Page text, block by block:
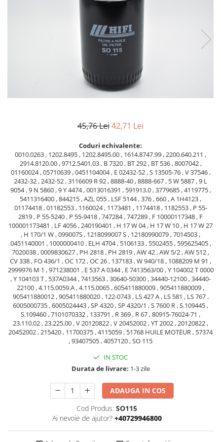
Diverse piese transmisie
Piulite roata
Butuc roata
Janta
Anvelope
Roata transpaleta
Piese motor
Alternatoare
Electromotoare
Pompa combustibil
Pompa de apa
Radiator racire ulei hidraulic
Radiator apa
Bobina de pornire
Bobina de oprire
Bobina de acceleratie
Curea alternator - transmisie
Busoane - dopuri
Pompa de ulei
Termostat
Filtre Hifi
Piese Skyjack
Piese Bobcat
Piese Yale
Piese Hyster
Piese Parker
Piese Hyundai
Piese Terex
Piese Lombardini
Piese Linde
Piese Multitel
Piese Dieci
Piese Massey Ferguson
Piese New Holland
Piese Takeuchi
Piese Jungheinrich
45,76 Lei42,71 Lei
Coduri echivalente:
0010.0263 , 1202.8495 , 1202.8495.00 , 1614.8747.99 , 2200.640.211 ,
2914.8120.00 , 9712.5401.03 , B 7320 , BT 292 , BT 536 , 8007042 ,
01160024 , 05710639 , 0451104004 , E 02432-52 , S 13505-76 , V 37546 ,
2432-32 , 2432-52 , 3116609 R 92 , 8888-40 , 8888-667 , 5 W 5887 , 9 L
9054 , 9 N 5860 , 9 Y 4474 , 0013016391 , 591913.0 , 3779685 , 4119775 ,
5411316400 , 844215 , AZL 055 , LSF 5144 , 376 , 660 , A 1H4123 ,
01174418 , 01182553 , 1160024 , 1173481 , 1174418 , 1182553 , P 55-
2819 , P 55-5240 , P 55-9418 , 747284 , 747289 , F 10000117348 , F
100001173481 , LF 4056 , 240190401 , H 17 W 04 , H 17 W 10 , H 17 W 27
, H 170/1 W , 099007S , 1218099007 S , 12180990079 , 7014503 ,
0451140001 , 1000000410 , ELH 4704 , 5106133 , 5502455 , 595625405 ,
7020038 , 0009830627 , PH 2818 , PH 2819 , AW 42 , AW 5/2 , AW 512 ,
CV 338 , FO 436/1 , OC 172 , OC 26 , 137183 , W 940/18 , 1088209 M 91 ,
2999976 M 1 , 971238001 , E 537 A 0344 , E 7413563/00 , Y 104002 T 0000
, Y 104103 T , 537A0344 , 7413563 , 30640-50300 , 34440-12100 , 34440-
22100 , 4.115.0059.A , 4.115.0065 , 605411880009 , 905411880009 ,
905411880012 , 905411880020 , 122-0743 , LS 427 A , LS 581 , LS 767 ,
6005000735 , 6005024443 , SP 4320 , SP 4320/1 , S 7600 R , S.109445 ,
S.109460 , 7101070332 , 133791 , R 369 , R 67 , 80915-76024-71 ,
23.110.02 , 23.225.00 , V 20120822 , V 20452002 , YT 2002 , 20120822 ,
20452002 , 215420 , 11700375 , 4115059 , 51768 HUILE MOTEUR , 57374
, 93407505 , 4057120 , SO 115
IN STOC
Durata de livrare: 1-3 zile
ADAUGA IN COS
Cod Produs: SO115
Ai nevoie de ajutor? +40729946800